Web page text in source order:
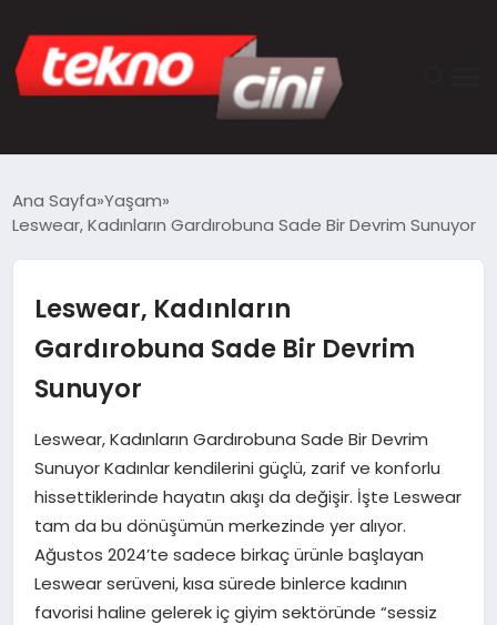
TEKNOLOJI
GÜNCEL
YAŞAM
DÜNYA
MAGAZIN
Ana Sayfa Yaşam
Leswear, Kadınların Gardırobuna Sade Bir Devrim Sunuyor
Leswear, Kadınların
Gardırobuna Sade Bir Devrim
Sunuyor
Leswear, Kadınların Gardırobuna Sade Bir Devrim
Sunuyor Kadınlar kendilerini güçlü, zarif ve konforlu
hissettiklerinde hayatın akışı da değişir. İşte Leswear
tam da bu dönüşümün merkezinde yer alıyor.
Ağustos 2024’te sadece birkaç ürünle başlayan
Leswear serüveni, kısa sürede binlerce kadının
favorisi haline gelerek iç giyim sektöründe “sessiz